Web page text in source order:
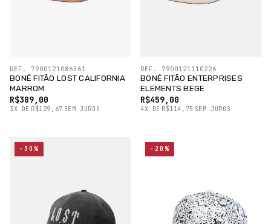
BONÉ FITÃO LOST CALIFORNIA
MARROM
R$389,00
3X DE R$129,67 SEM JUROS
REF. 7900121086361
BONÉ FITÃO ENTERPRISES
ELEMENTS BEGE
R$459,00
4X DE R$114,75 SEM JUROS
REF. 7900121110226
-30% -20%